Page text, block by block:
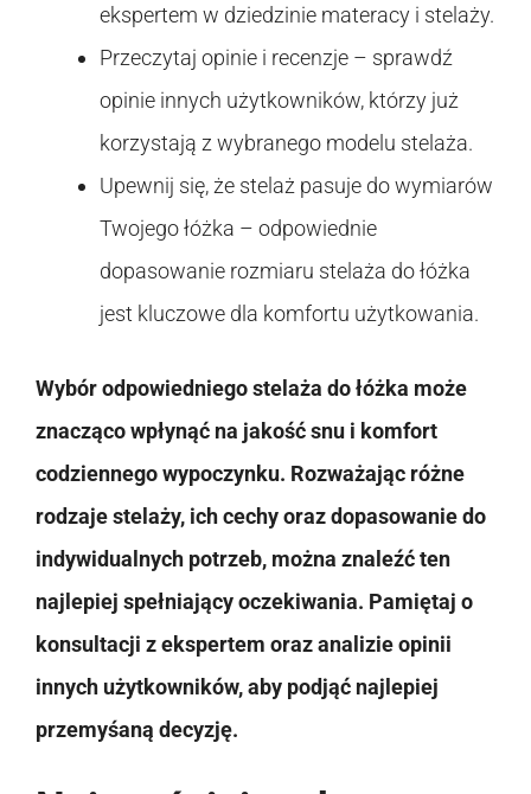
ekspertem w dziedzinie materacy i stelaży.
Przeczytaj opinie i recenzje – sprawdź
opinie innych użytkowników, którzy już
korzystają z wybranego modelu stelaża.
Upewnij się, że stelaż pasuje do wymiarów
Twojego łóżka – odpowiednie
dopasowanie rozmiaru stelaża do łóżka
jest kluczowe dla komfortu użytkowania.
Wybór odpowiedniego stelaża do łóżka może
znacząco wpłynąć na jakość snu i komfort
codziennego wypoczynku. Rozważając różne
rodzaje stelaży, ich cechy oraz dopasowanie do
indywidualnych potrzeb, można znaleźć ten
najlepiej spełniający oczekiwania. Pamiętaj o
konsultacji z ekspertem oraz analizie opinii
innych użytkowników, aby podjąć najlepiej
przemyśaną decyzję.